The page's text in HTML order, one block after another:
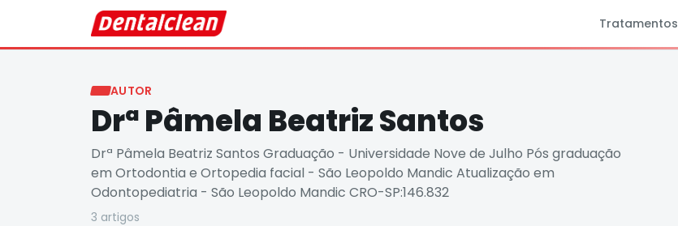
Tratamentos
AUTOR
Drª Pâmela Beatriz Santos
Drª Pâmela Beatriz Santos Graduação - Universidade Nove de Julho Pós graduação
em Ortodontia e Ortopedia facial - São Leopoldo Mandic Atualização em
Odontopediatria - São Leopoldo Mandic CRO-SP:146.832
3 artigos